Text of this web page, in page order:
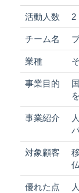
活動人数 2
チーム名
業種
事業目的
事業紹介
対象顧客
優れた点